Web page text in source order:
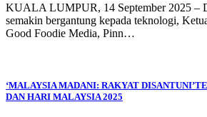
KUALA LUMPUR, 14 September 2025 –
semakin bergantung kepada teknologi,
Good Foodie Media, Pinn…
‘MALAYSIA MADANI: RAKYAT
DAN HARI MALAYSIA 2025